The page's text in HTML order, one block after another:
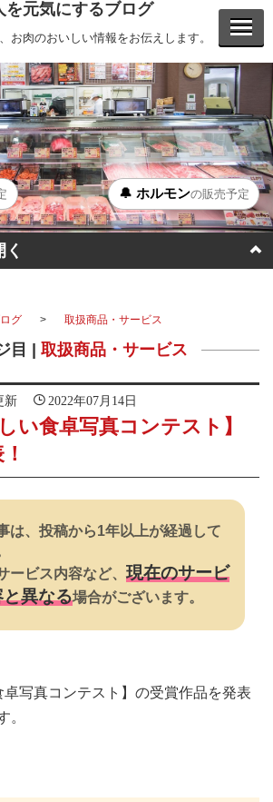
を元気にするブログ
お肉のおいしい情報をお伝えします。
🔔 ホルモンの販売予定
グ 取扱商品・サービス
目 | 取扱商品・サービス
新 2022年07月14日
い食卓写真コンテスト】
は、投稿から1年以上が経過して
ービス内容など、 現在のサービ
異なる場合がございます。
写真コンテスト】の受賞作品を発表
。